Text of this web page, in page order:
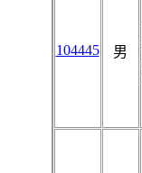
104445 男